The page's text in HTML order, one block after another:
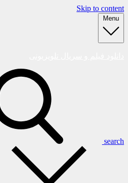
Skip to content
Menu
search